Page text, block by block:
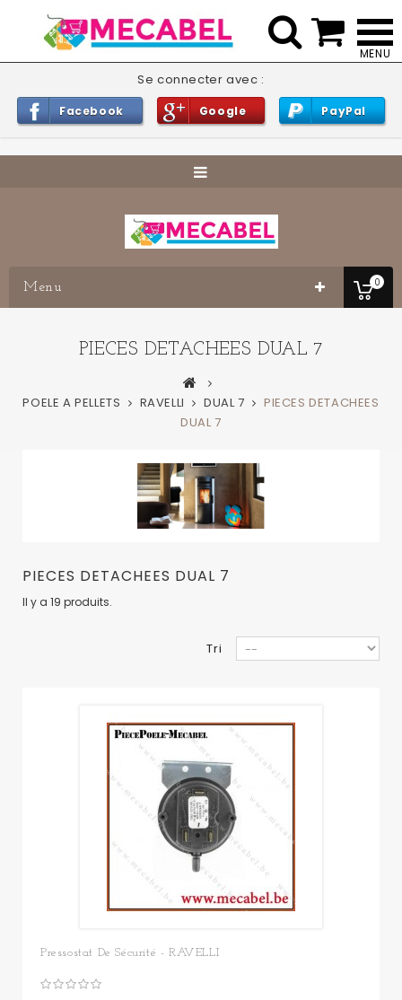
Se connecter avec :
Facebook Google PayPal
0
Menu
PIECES DETACHEES DUAL 7
POELE A PELLETS RAVELLI DUAL 7
PIECES DETACHEES
DUAL 7
PIECES DETACHEES DUAL 7
Il y a 19 produits.
Tri
Pressostat De Sécurité - RAVELLI
 